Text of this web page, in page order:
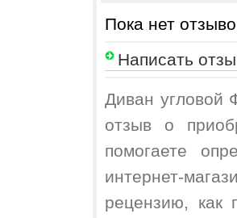
Пока нет
Написать
Диван угловой
отзыв о
помогаете
интернет-
рецензию, как